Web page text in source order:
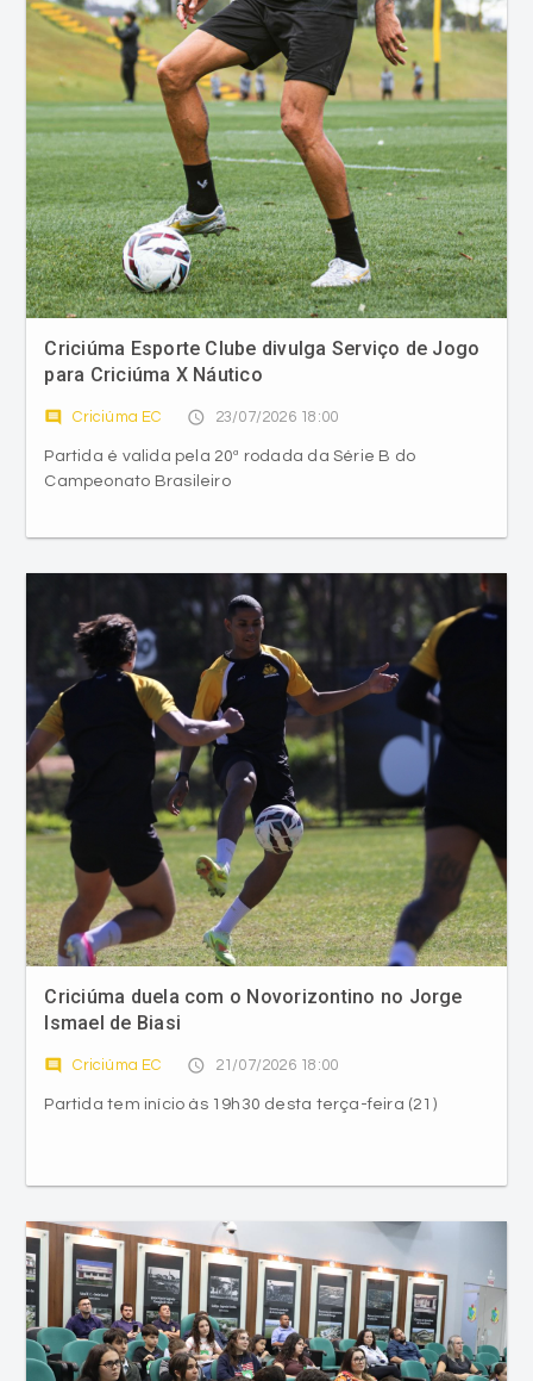
Criciúma Esporte Clube divulga Serviço de Jogo
para Criciúma X Náutico
comment Criciúma EC access_time 23/07/2026 18:00
Partida é valida pela 20ª rodada da Série B do
Campeonato Brasileiro
Criciúma duela com o Novorizontino no Jorge
Ismael de Biasi
comment Criciúma EC access_time 21/07/2026 18:00
Partida tem início às 19h30 desta terça-feira (21)